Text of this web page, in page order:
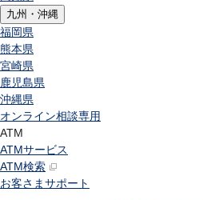
九州・沖縄
福岡県
熊本県
宮崎県
鹿児島県
沖縄県
オンライン相談専用
ATM
ATMサービス
ATM検索
お客さまサポート